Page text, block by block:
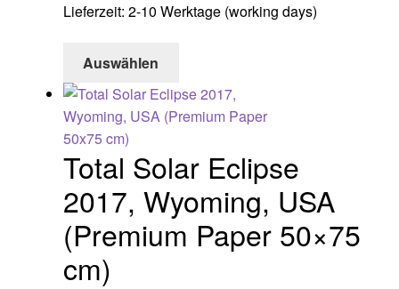
Lieferzeit: 2-10 Werktage (working days)
Auswählen
Total Solar Eclipse
2017, Wyoming, USA
(Premium Paper 50×75
cm)